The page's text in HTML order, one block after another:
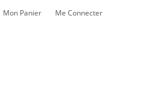
Mon Panier Me Connecter